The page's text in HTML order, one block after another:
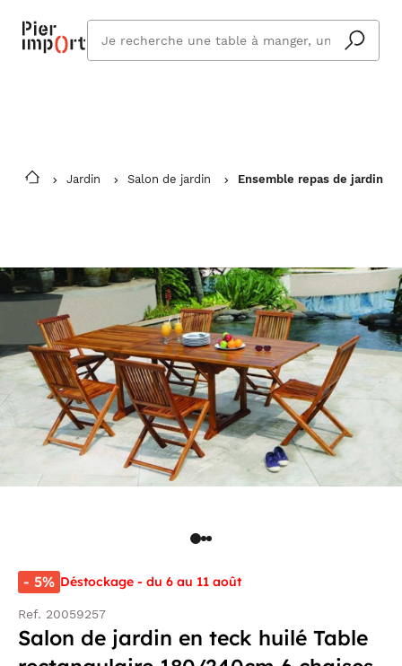
Vous êtes absent ? Pier Import s'adapte
et vous livre à votre retour.
En savoir plus
cherchez
vous ?
Jardin Salon de jardin Ensemble repas de jardin
- 5% Déstockage - du 6 au 11 août
Ref. 20059257
Salon de jardin en teck huilé Table